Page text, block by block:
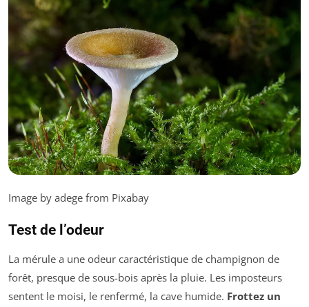
Image by adege from Pixabay
Test de l’odeur
La mérule a une odeur caractéristique de champignon de
forêt, presque de sous-bois après la pluie. Les imposteurs
sentent le moisi, le renfermé, la cave humide. Frottez un